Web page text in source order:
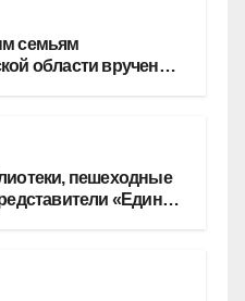
семьям
области вручены
пешеходные
«Единой